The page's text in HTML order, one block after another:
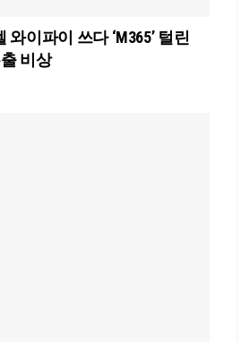
와이파이 쓰다 ‘M365’ 털린
비상